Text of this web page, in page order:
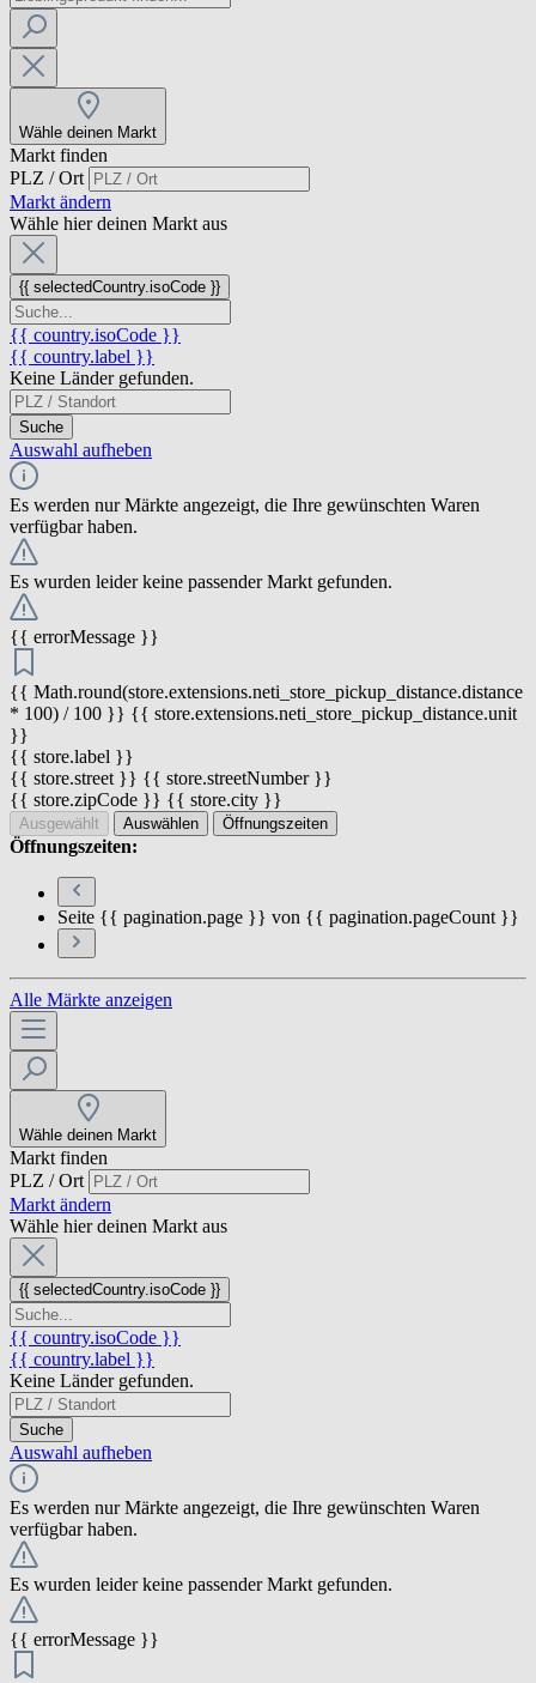
Wähle deinen Markt
Markt finden
PLZ / Ort
Markt ändern
Wähle hier deinen Markt aus
{{ selectedCountry.isoCode }}
{{ country.isoCode }}
{{ country.label }}
Keine Länder gefunden.
Suche
Auswahl aufheben
Es werden nur Märkte angezeigt, die Ihre gewünschten Waren
verfügbar haben.
Es wurden leider keine passender Markt gefunden.
{{ errorMessage }}
{{ Math.round(store.extensions.neti_store_pickup_distance.distance
* 100) / 100 }} {{ store.extensions.neti_store_pickup_distance.unit
}}
{{ store.label }}
{{ store.street }} {{ store.streetNumber }}
{{ store.zipCode }} {{ store.city }}
Ausgewählt Auswählen Öffnungszeiten
Öffnungszeiten:
Seite {{ pagination.page }} von {{ pagination.pageCount }}
Alle Märkte anzeigen
Wähle deinen Markt
Markt finden
PLZ / Ort
Markt ändern
Wähle hier deinen Markt aus
{{ selectedCountry.isoCode }}
{{ country.isoCode }}
{{ country.label }}
Keine Länder gefunden.
Suche
Auswahl aufheben
Es werden nur Märkte angezeigt, die Ihre gewünschten Waren
verfügbar haben.
Es wurden leider keine passender Markt gefunden.
{{ errorMessage }}